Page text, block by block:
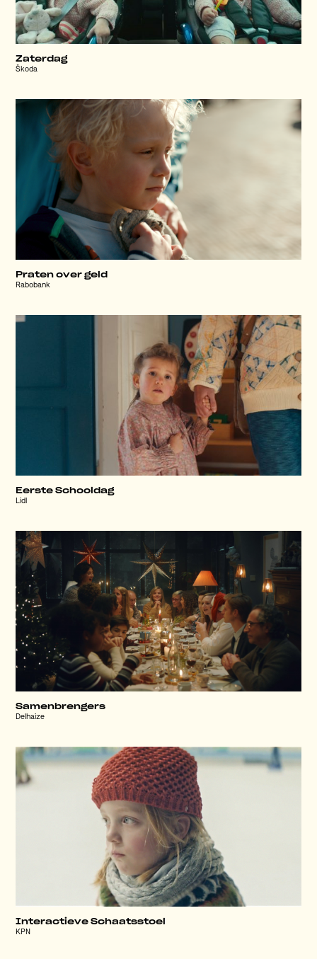
Zaterdag
Škoda
Praten over geld
Rabobank
Eerste Schooldag
Lidl
Samenbrengers
Delhaize
Interactieve Schaatsstoel
KPN